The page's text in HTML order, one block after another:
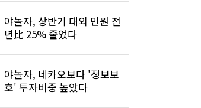
야놀자, 상반기 대외 민원 전
년比 25% 줄었다
야놀자, 네카오보다 '정보보
호' 투자비중 높았다